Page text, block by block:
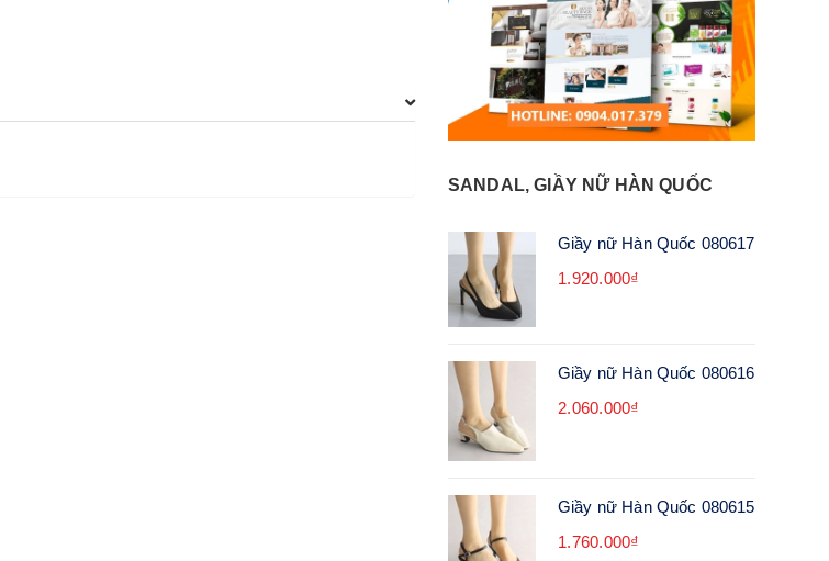
SANDAL, GIẦY NỮ HÀN QUỐC
Giầy nữ Hàn Quốc 080617
1.920.000₫
Giầy nữ Hàn Quốc 080616
2.060.000₫
Giầy nữ Hàn Quốc 080615
1.760.000₫